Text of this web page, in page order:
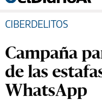
CIBERDELITOS
Campaña
de las
WhatsApp